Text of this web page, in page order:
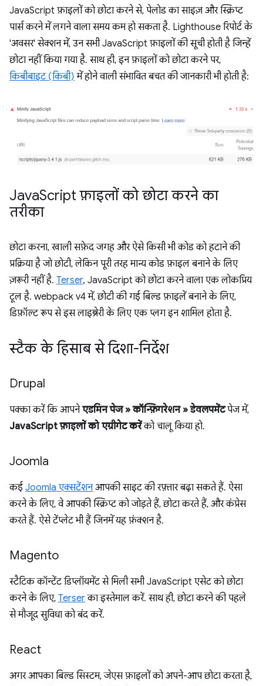
JavaScript फ़ाइलों को छोटा करने से, पेलोड का साइज़ और स्क्रिप्ट
पार्स करने में लगने वाला समय कम हो सकता है. Lighthouse रिपोर्ट के
'अवसर' सेक्शन में, उन सभी JavaScript फ़ाइलों की सूची होती है जिन्हें
छोटा नहीं किया गया है. साथ ही, इन फ़ाइलों को छोटा करने पर,
किबीबाइट (किबी) में होने वाली संभावित बचत की जानकारी भी होती है:
JavaScript फ़ाइलों को छोटा करने का
तरीका
छोटा करना, खाली सफ़ेद जगह और ऐसे किसी भी कोड को हटाने की
प्रक्रिया है जो छोटी, लेकिन पूरी तरह मान्य कोड फ़ाइल बनाने के लिए
ज़रूरी नहीं है. Terser, JavaScript को छोटा करने वाला एक लोकप्रिय
टूल है. webpack v4 में, छोटी की गई बिल्ड फ़ाइलें बनाने के लिए,
डिफ़ॉल्ट रूप से इस लाइब्रेरी के लिए एक प्लग इन शामिल होता है.
स्टैक के हिसाब से दिशा-निर्देश
Drupal
पक्का करें कि आपनेएडमिन पेज » कॉन्फ़िगरेशन » डेवलपमेंटपेज में,
JavaScript फ़ाइलों को एग्रीगेट करेंको चालू किया हो.
Joomla
कई Joomla एक्सटेंशनआपकी साइट की रफ़्तार बढ़ा सकते हैं. ऐसा
करने के लिए, वे आपकी स्क्रिप्ट को जोड़ते हैं, छोटा करते हैं, और कंप्रेस
करते हैं. ऐसे टेंप्लेट भी हैं जिनमें यह फ़ंक्शन है.
Magento
स्टैटिक कॉन्टेंट डिप्लॉयमेंट से मिली सभी JavaScript एसेट को छोटा
करने के लिए, Terserका इस्तेमाल करें. साथ ही, छोटा करने की पहले
से मौजूद सुविधा को बंद करें.
React
अगर आपका बिल्ड सिस्टम, जेएस फ़ाइलों को अपने-आप छोटा करता है,